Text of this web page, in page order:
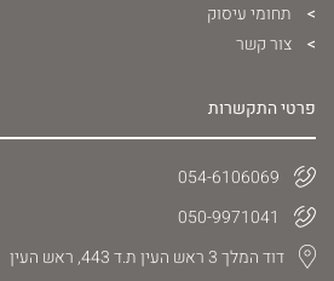
תחומי עיסוק
צור קשר
פרטי התקשרות
054-6106069
050-9971041
דוד המלך 3 ראש העין ת.ד 443, ראש העין